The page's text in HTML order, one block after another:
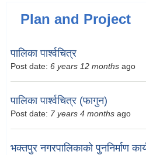
Plan and Project
पालिका पार्श्वचित्र
Post date: 6 years 12 months ago
पालिका पार्श्वचित्र (फागुन)
Post date: 7 years 4 months ago
भक्तपुर नगरपालिकाको पुननिर्माण